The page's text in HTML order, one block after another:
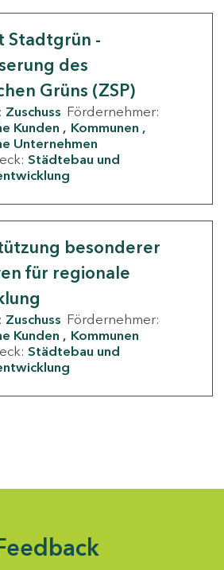
Stadtgrün -
des
Grüns (ZSP)
Zuschuss Fördernehmer:
Kunden
Kommunen
Unternehmen
Städtebau und
besonderer
für regionale
Zuschuss Fördernehmer:
Kunden
Kommunen
Städtebau und